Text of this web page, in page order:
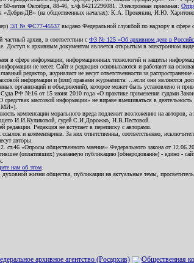
60-летия Октября, 88-46, т./ф.84212296081. Электронная приемная:
«Дебри-ДВ» (на общественных началах): К.А. Пронякин,
ЭЛ № ФС77-45537 выдано Федеральной службой по надзору в сфере
архив, в соответствии с ФЗ № 125 «Об архивном деле в
Доступ к архивным документам является открытым в электронном
в сфере информации, информационных технологий и защиты
информации не несет. Сайт и редакция основываются и работают на
редактор, журналист не несут ответственности за
информации и (или) правами журналиста: ...если они являются
организаций и объединений), которое может быть установлено и
РФ №16 от 15 июня 2010 года «О практике применения судами
массовой информации» не вправе вмешиваться в
компенсации морального вреда подлежит возложению на авторов,
И.И.Куликовой, судей С.И.Дорожко, Н.В.Пестовой.
редакции. Редакция не вступает в переписку с авторами.
ссылок и комментариев. За них ответственны, соответственно,
авторы.
ст.46 «Опросы общественного мнения» Федерального закона от
(оплативших) указанную публикацию (обнародование) - едино -
нам об этом
духовной жизни общества, публикации на актуальные темы,